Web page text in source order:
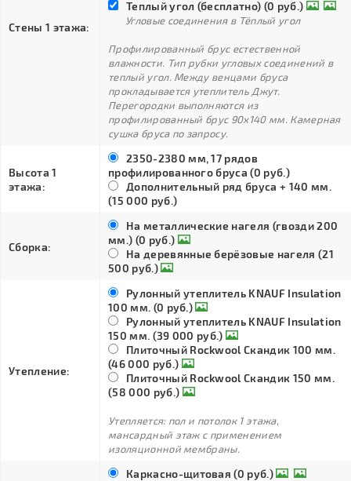
Стены 1 этажа:
Теплый угол (бесплатно) (0 руб.)
Угловые соединения в Тёплый угол
Профилированный брус естественной
влажности. Тип рубки угловых соединений в
теплый угол. Между венцами бруса
прокладывается утеплитель Джут.
Перегородки выполняются из
профилированный брус 90х140 мм. Камерная
сушка бруса по запросу.
Высота 1
этажа:
2350-2380 мм, 17 рядов
профилированного бруса (0 руб.)
Дополнительный ряд бруса + 140 мм.
(15 000 руб.)
Сборка:
На металлические нагеля (гвозди 200
мм.) (0 руб.)
На деревянные берёзовые нагеля (21
500 руб.)
Утепление:
Рулонный утеплитель KNAUF Insulation
100 мм. (0 руб.)
Рулонный утеплитель KNAUF Insulation
150 мм. (39 000 руб.)
Плиточный Rockwool Скандик 100 мм.
(46 000 руб.)
Плиточный Rockwool Скандик 150 мм.
(58 000 руб.)
Утепляется: пол и потолок 1 этажа,
мансардный этаж с применением
изоляционной мембраны.
Каркасно-щитовая (0 руб.)